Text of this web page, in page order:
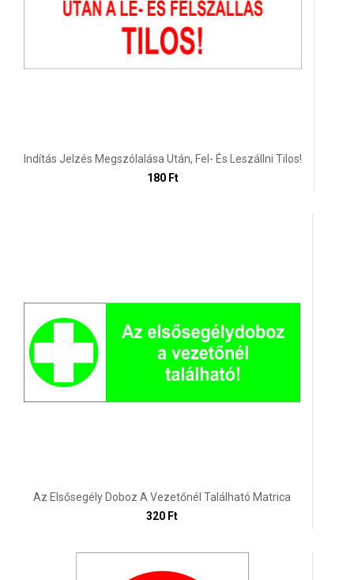
Indítás Jelzés Megszólalása Után, Fel- És Leszállni Tilos!
180 Ft
Az Elsősegély Doboz A Vezetőnél Található Matrica
320 Ft